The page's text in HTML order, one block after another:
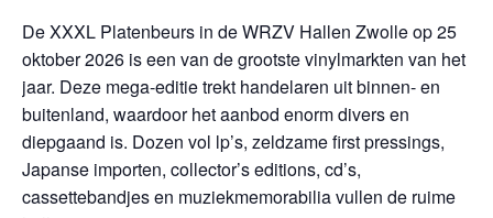
De XXXL Platenbeurs in de WRZV Hallen Zwolle op 25
oktober 2026 is een van de grootste vinylmarkten van het
jaar. Deze mega-editie trekt handelaren uit binnen- en
buitenland, waardoor het aanbod enorm divers en
diepgaand is. Dozen vol lp’s, zeldzame first pressings,
Japanse importen, collector’s editions, cd’s,
cassettebandjes en muziekmemorabilia vullen de ruime